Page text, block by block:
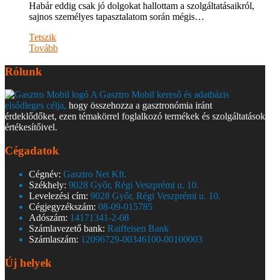
Habár eddig csak jó dolgokat hallottam a szolgáltatásaikról,
sajnos személyes tapasztalatom során mégis…
Tetszik
Tovább
Rólunk
A Gasztro Mobil kereső és adatbázis
elsődleges célja, hogy összehozza a gasztronómia iránt
érdeklődőket, ezen témakörrel foglalkozó termékek és szolgáltatások
értékesítőivel.
Cégadatok
Cégnév: Gasztro Net Kft.
Székhely: 9028 Győr, Régi Veszprémi u. 10.
Levelezési cím: 9028 Győr, Régi Veszprémi u. 10.
Cégjegyzékszám: 08-09-015785
Adószám: 14171341-2-08
Számlavezető bank: Raiffeisen Bank
Számlaszám: 12096729-00346100-00100003
Új helyek